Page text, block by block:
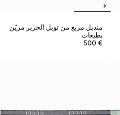
منديل مربع من تويل الحرير مزيّن
بطبعات
€ 500